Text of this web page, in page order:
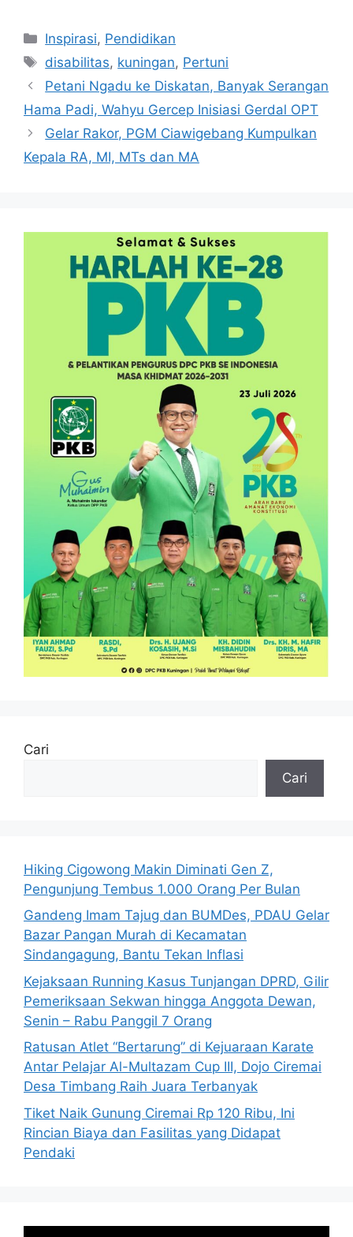
Kategori
Inspirasi, Pendidikan
Tag
disabilitas, kuningan, Pertuni
Petani Ngadu ke Diskatan, Banyak Serangan
Hama Padi, Wahyu Gercep Inisiasi Gerdal OPT
Gelar Rakor, PGM Ciawigebang Kumpulkan
Kepala RA, MI, MTs dan MA
Cari
Cari
Hiking Cigowong Makin Diminati Gen Z,
Pengunjung Tembus 1.000 Orang Per Bulan
Gandeng Imam Tajug dan BUMDes, PDAU Gelar
Bazar Pangan Murah di Kecamatan
Sindangagung, Bantu Tekan Inflasi
Kejaksaan Running Kasus Tunjangan DPRD, Gilir
Pemeriksaan Sekwan hingga Anggota Dewan,
Senin – Rabu Panggil 7 Orang
Ratusan Atlet “Bertarung” di Kejuaraan Karate
Antar Pelajar Al-Multazam Cup III, Dojo Ciremai
Desa Timbang Raih Juara Terbanyak
Tiket Naik Gunung Ciremai Rp 120 Ribu, Ini
Rincian Biaya dan Fasilitas yang Didapat
Pendaki